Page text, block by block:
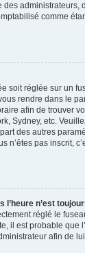
administrateurs,
comme
soit réglée sur un
rendre dans le
afin de trouver
Sydney, etc.
des autres
n’êtes pas inscrit,
l’heure n’est
réglé le
il est probable que
afin de